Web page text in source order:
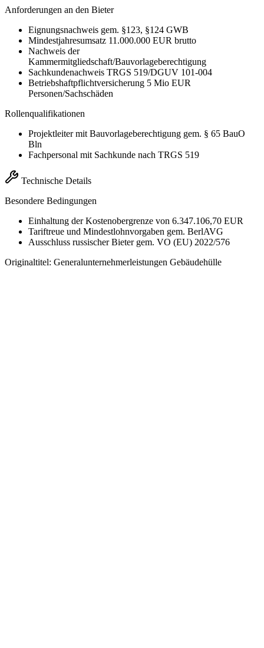
Anforderungen an den Bieter
Eignungsnachweis gem. §123, §124 GWB
Mindestjahresumsatz 11.000.000 EUR brutto
Nachweis der
Kammermitgliedschaft/Bauvorlageberechtigung
Sachkundenachweis TRGS 519/DGUV 101-004
Betriebshaftpflichtversicherung 5 Mio EUR
Personen/Sachschäden
Rollenqualifikationen
Projektleiter mit Bauvorlageberechtigung gem. § 65 BauO
Bln
Fachpersonal mit Sachkunde nach TRGS 519
Technische Details
Besondere Bedingungen
Einhaltung der Kostenobergrenze von 6.347.106,70 EUR
Tariftreue und Mindestlohnvorgaben gem. BerlAVG
Ausschluss russischer Bieter gem. VO (EU) 2022/576
Originaltitel: Generalunternehmerleistungen Gebäudehülle